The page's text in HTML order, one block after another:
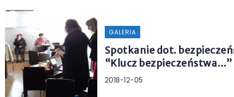
GALERIA
Spotkanie dot.
“Klucz bezpieczeństwa…”
2018-12-05